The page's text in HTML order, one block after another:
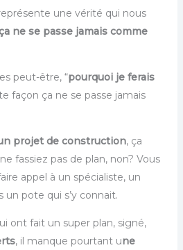
une vérité qui nous
ne se passe jamais comme
peut-être, “pourquoi je ferais
façon ça ne se passe jamais
projet de construction, ça
fassiez pas de plan, non? Vous
appel à un spécialiste, un
un pote qui s’y connait.
ont fait un super plan, signé,
, il manque pourtant une